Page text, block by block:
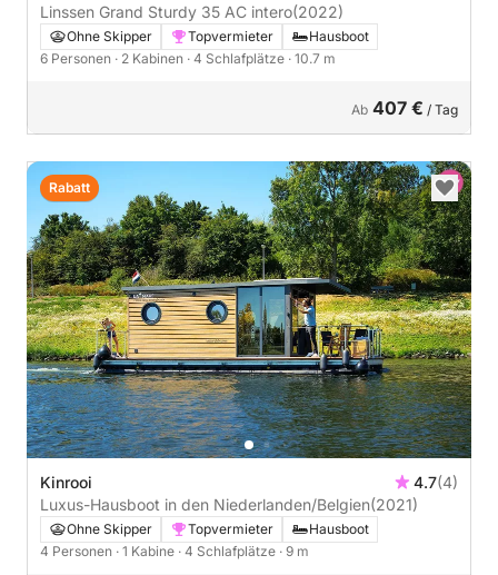
Linssen Grand Sturdy 35 AC intero(2022)
Ohne Skipper Topvermieter
Hausboot
6 Personen · 2 Kabinen · 4 Schlafplätze · 10.7 m
Ab 407 € / Tag
Kinrooi 4.7(4)
Luxus-Hausboot in den Niederlanden/Belgien(2021)
Ohne Skipper Topvermieter
Hausboot
4 Personen · 1 Kabine · 4 Schlafplätze · 9 m
Rabatt